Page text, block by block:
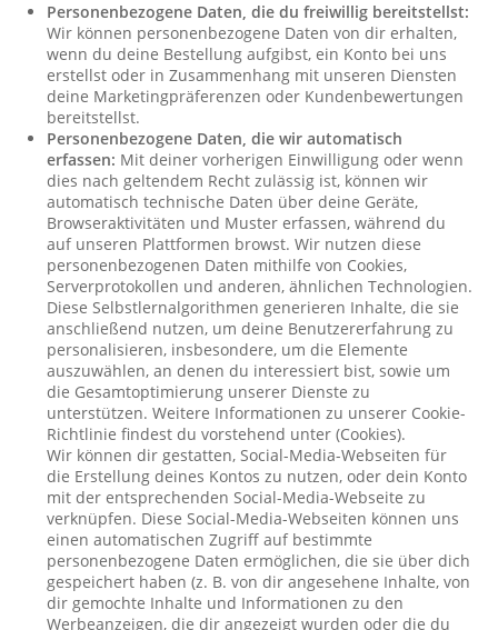
Personenbezogene Daten, die du freiwillig bereitstellst:
Wir können personenbezogene Daten von dir erhalten,
wenn du deine Bestellung aufgibst, ein Konto bei uns
erstellst oder in Zusammenhang mit unseren Diensten
deine Marketingpräferenzen oder Kundenbewertungen
bereitstellst.
Personenbezogene Daten, die wir automatisch
erfassen: Mit deiner vorherigen Einwilligung oder wenn
dies nach geltendem Recht zulässig ist, können wir
automatisch technische Daten über deine Geräte,
Browseraktivitäten und Muster erfassen, während du
auf unseren Plattformen browst. Wir nutzen diese
personenbezogenen Daten mithilfe von Cookies,
Serverprotokollen und anderen, ähnlichen Technologien.
Diese Selbstlernalgorithmen generieren Inhalte, die sie
anschließend nutzen, um deine Benutzererfahrung zu
personalisieren, insbesondere, um die Elemente
auszuwählen, an denen du interessiert bist, sowie um
die Gesamtoptimierung unserer Dienste zu
unterstützen. Weitere Informationen zu unserer Cookie-
Richtlinie findest du vorstehend unter (Cookies).
Wir können dir gestatten, Social-Media-Webseiten für
die Erstellung deines Kontos zu nutzen, oder dein Konto
mit der entsprechenden Social-Media-Webseite zu
verknüpfen. Diese Social-Media-Webseiten können uns
einen automatischen Zugriff auf bestimmte
personenbezogene Daten ermöglichen, die sie über dich
gespeichert haben (z. B. von dir angesehene Inhalte, von
dir gemochte Inhalte und Informationen zu den
Werbeanzeigen, die dir angezeigt wurden oder die du